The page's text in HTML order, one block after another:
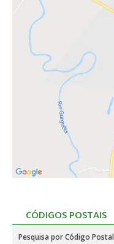
CÓDIGOS POSTAIS
Pesquisa por Código Postal